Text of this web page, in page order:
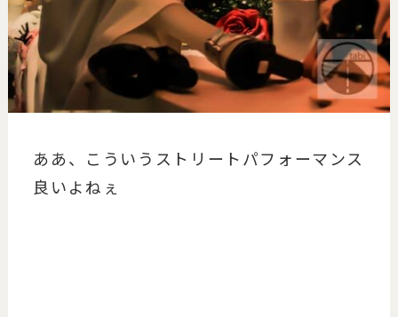
ああ、こういうストリートパフォーマンス
良いよねぇ